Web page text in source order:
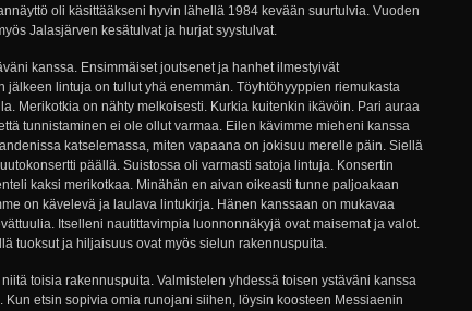
oli käsittääkseni hyvin lähellä 1984 kevään suurtulvia. Vuoden
Jalasjärven kesätulvat ja hurjat syystulvat.
kanssa. Ensimmäiset joutsenet ja hanhet ilmestyivät
jälkeen lintuja on tullut yhä enemmän. Töyhtöhyyppien riemukasta
Merikotkia on nähty melkoisesti. Kurkia kuitenkin ikävöin. Pari auraa
tunnistaminen ei ole ollut varmaa. Eilen kävimme mieheni kanssa
katselemassa, miten vapaana on jokisuu merelle päin. Siellä
päällä. Suistossa oli varmasti satoja lintuja. Konsertin
kaksi merikotkaa. Minähän en aivan oikeasti tunne paljoakaan
on kävelevä ja laulava lintukirja. Hänen kanssaan on mukavaa
Itselleni nautittavimpia luonnonnäkyjä ovat maisemat ja valot.
tuoksut ja hiljaisuus ovat myös sielun rakennuspuita.
toisia rakennuspuita. Valmistelen yhdessä toisen ystäväni kanssa
Kun etsin sopivia omia runojani siihen, löysin koosteen Messiaenin